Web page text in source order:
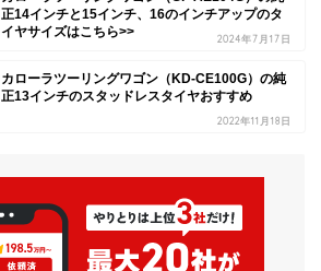
正14インチと15インチ、16のインチアップのタ
イヤサイズはこちら>>
2024年7月17日
カローラツーリングワゴン（KD-CE100G）の純
正13インチのスタッドレスタイヤおすすめ
2022年11月18日